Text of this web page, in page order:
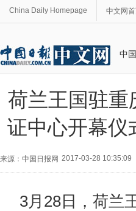
China Daily Homepage 中文网
中
荷兰王国驻重
证中心开幕仪
来源：中国日报网 2017-03-28 10:35:09
3月28日，荷兰